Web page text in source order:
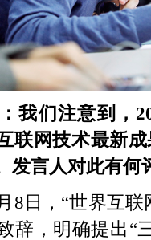
我们注意到，
联网技术最新
发言人对此有何
8日，“世界互
辞，明确提出“